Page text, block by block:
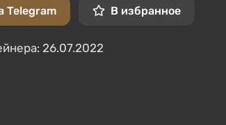
Telegram В избранное
26.07.2022